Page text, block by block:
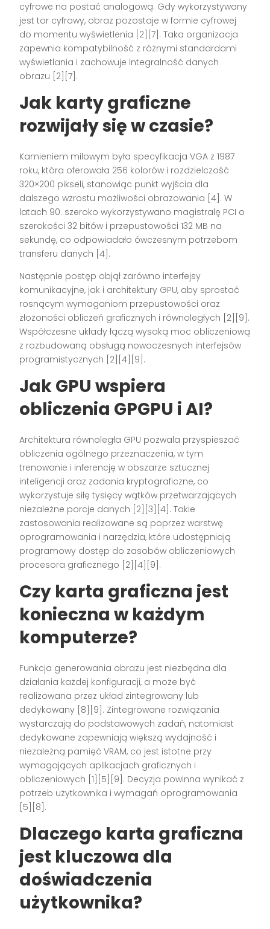
cyfrowe na postać analogową. Gdy wykorzystywany
jest tor cyfrowy, obraz pozostaje w formie cyfrowej
do momentu wyświetlenia [2][7]. Taka organizacja
zapewnia kompatybilność z różnymi standardami
wyświetlania i zachowuje integralność danych
obrazu [2][7].
Jak karty graficzne
rozwijały się w czasie?
Kamieniem milowym była specyfikacja VGA z 1987
roku, która oferowała 256 kolorów i rozdzielczość
320×200 pikseli, stanowiąc punkt wyjścia dla
dalszego wzrostu możliwości obrazowania [4]. W
latach 90. szeroko wykorzystywano magistralę PCI o
szerokości 32 bitów i przepustowości 132 MB na
sekundę, co odpowiadało ówczesnym potrzebom
transferu danych [4].
Następnie postęp objął zarówno interfejsy
komunikacyjne, jak i architektury GPU, aby sprostać
rosnącym wymaganiom przepustowości oraz
złożoności obliczeń graficznych i równoległych [2][9].
Współczesne układy łączą wysoką moc obliczeniową
z rozbudowaną obsługą nowoczesnych interfejsów
programistycznych [2][4][9].
Jak GPU wspiera
obliczenia GPGPU i AI?
Architektura równoległa GPU pozwala przyspieszać
obliczenia ogólnego przeznaczenia, w tym
trenowanie i inferencję w obszarze sztucznej
inteligencji oraz zadania kryptograficzne, co
wykorzystuje siłę tysięcy wątków przetwarzających
niezależne porcje danych [2][3][4]. Takie
zastosowania realizowane są poprzez warstwę
oprogramowania i narzędzia, które udostępniają
programowy dostęp do zasobów obliczeniowych
procesora graficznego [2][4][9].
Czy karta graficzna jest
konieczna w każdym
komputerze?
Funkcja generowania obrazu jest niezbędna dla
działania każdej konfiguracji, a może być
realizowana przez układ zintegrowany lub
dedykowany [8][9]. Zintegrowane rozwiązania
wystarczają do podstawowych zadań, natomiast
dedykowane zapewniają większą wydajność i
niezależną pamięć VRAM, co jest istotne przy
wymagających aplikacjach graficznych i
obliczeniowych [1][5][9]. Decyzja powinna wynikać z
potrzeb użytkownika i wymagań oprogramowania
[5][8].
Dlaczego karta graficzna
jest kluczowa dla
doświadczenia
użytkownika?